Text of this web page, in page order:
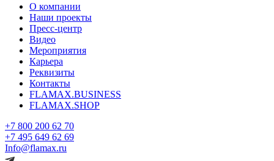
О компании
Наши проекты
Пресс-центр
Видео
Мероприятия
Карьера
Реквизиты
Контакты
FLAMAX.BUSINESS
FLAMAX.SHOP
+7 800 200 62 70
+7 495 649 62 69
Info@flamax.ru